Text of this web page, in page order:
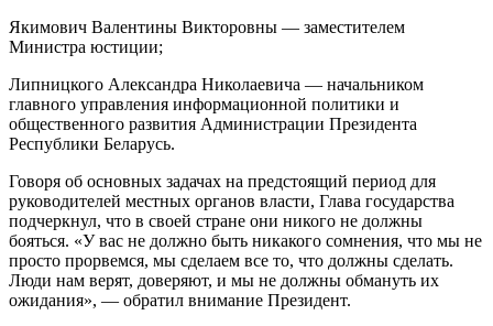
Якимович Валентины Викторовны — заместителем
Министра юстиции;
Липницкого Александра Николаевича — начальником
главного управления информационной политики и
общественного развития Администрации Президента
Республики Беларусь.
Говоря об основных задачах на предстоящий период для
руководителей местных органов власти, Глава государства
подчеркнул, что в своей стране они никого не должны
бояться. «У вас не должно быть никакого сомнения, что мы не
просто прорвемся, мы сделаем все то, что должны сделать.
Люди нам верят, доверяют, и мы не должны обмануть их
ожидания», — обратил внимание Президент.